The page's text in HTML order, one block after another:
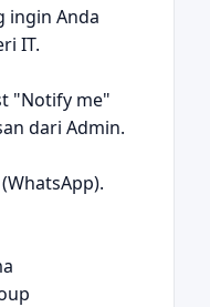
ingin Anda
IT.
"Notify me"
dari Admin.